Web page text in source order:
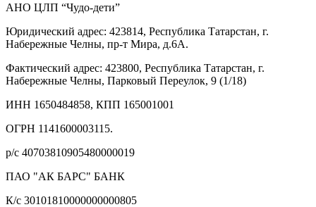
АНО ЦЛП “Чудо-дети”
Юридический адрес: 423814, Республика Татарстан, г.
Набережные Челны, пр-т Мира, д.6А.
Фактический адрес: 423800, Республика Татарстан, г.
Набережные Челны, Парковый Переулок, 9 (1/18)
ИНН 1650484858, КПП 165001001
ОГРН 1141600003115.
р/с 40703810905480000019
ПАО "АК БАРС" БАНК
К/с 30101810000000000805